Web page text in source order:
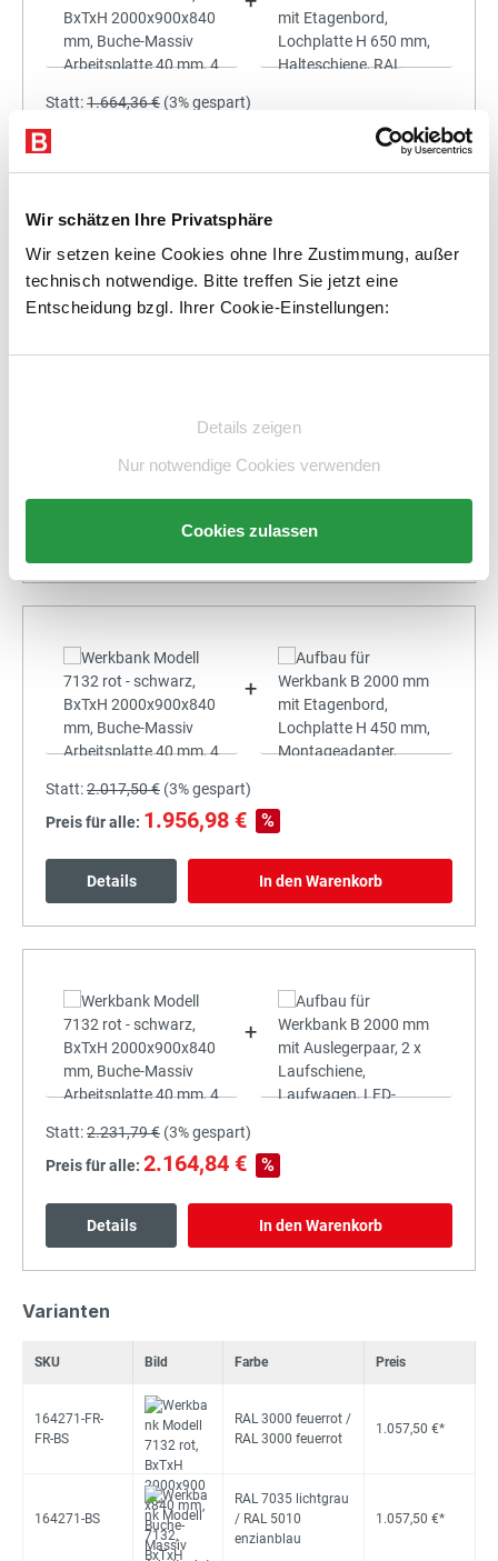
Wir schätzen Ihre Privatsphäre
Wir setzen keine Cookies ohne Ihre Zustimmung, außer
technisch notwendige. Bitte treffen Sie jetzt eine
Entscheidung bzgl. Ihrer Cookie-Einstellungen:
Details zeigen
Nur notwendige Cookies verwenden
Cookies zulassen
Statt:1.664,36 € (3%gespart)
Preis für alle:
1.782,38 € %
In den Warenkorb
+
Statt:2.017,50 € (3%gespart)
Preis für alle: 1.956,98 € %
Details In den Warenkorb
+
Statt:2.231,79 € (3%gespart)
Preis für alle: 2.164,84 € %
Details In den Warenkorb
Varianten
SKU Bild Farbe Preis
164271-FR-
FR-BS
RAL 3000 feuerrot /
RAL 3000 feuerrot
1.057,50 €*
164271-BS
RAL 7035 lichtgrau
/ RAL 5010
enzianblau
1.057,50 €*